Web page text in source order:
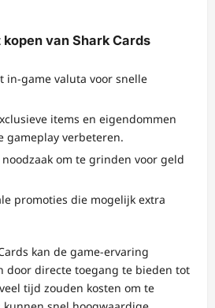
van Shark Cards
in-game valuta voor snelle
items en eigendommen
gameplay verbeteren.
om te grinden voor geld
promoties die mogelijk extra
kan de game-ervaring
door directe toegang te bieden tot
tijd zouden kosten om te